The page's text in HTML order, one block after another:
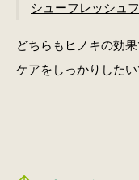
シューフレッシュ
どちらもヒノキの効
ケアをしっかりしたい